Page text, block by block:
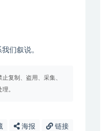
。
复制、盗用、采集、
。
海报 链接